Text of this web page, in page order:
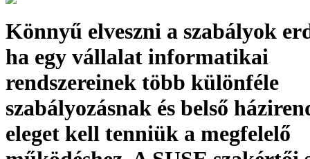
Könnyű elveszni a szabályok
ha egy vállalat informatikai
rendszereinek több különféle
szabályozásnak és belső
eleget kell tenniük a megfelelő